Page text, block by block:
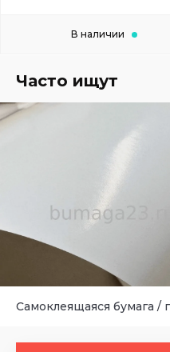
В наличии
Часто ищут
Самоклеящаяся бумага /